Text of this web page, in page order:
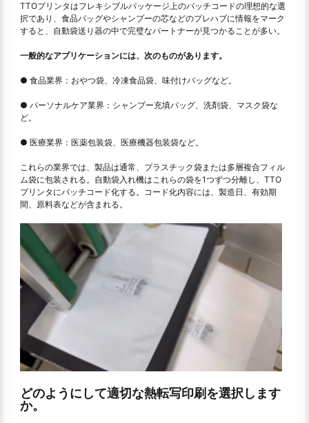
TTOプリンタはフレキシブルパッケージ上のバッチコードの理想的な選
択であり、食品バッグやシャンプーの芯などのプレハブに情報をマーク
すると、自動袋送り器の中で完璧なパートナーが見つかることが多い。
一般的なアプリケーションには、次のものがあります。
● 食品業界：おやつ袋、冷凍食品袋、味付けバッグなど。
● パーソナルケア業界：シャンプー充填バッグ、洗剤袋、マスク袋な
ど。
● 医療業界：医薬包装袋、医療機器包装袋など。
これらの業界では、製品は通常、プラスチック袋または多層複合フィル
ム袋に包装される。自動袋入れ機はこれらの袋を1つずつ分離し、TTO
プリンタにバッチコード化する。コード化内容には、製造日、有効期
間、原料表などが含まれる。
どのようにして適切な熱転写印刷を選択します
か。